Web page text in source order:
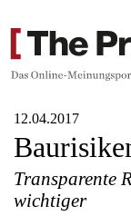
12.04.2017
Transparente
wichtiger